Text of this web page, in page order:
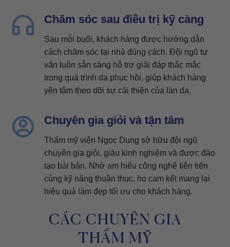
Chăm sóc sau điều trị kỹ càng
Sau mỗi buổi, khách hàng được hướng dẫn
cách chăm sóc tại nhà đúng cách. Đội ngũ tư
vấn luôn sẵn sàng hỗ trợ giải đáp thắc mắc
trong quá trình da phục hồi, giúp khách hàng
yên tâm theo dõi sự cải thiện của làn da.
Chuyên gia giỏi và tận tâm
Thẩm mỹ viện Ngọc Dung sở hữu đội ngũ
chuyên gia giỏi, giàu kinh nghiệm và được đào
tạo bài bản. Nhờ am hiểu công nghệ tiên tiến
cùng kỹ năng thuần thục, họ cam kết mang lại
hiệu quả làm đẹp tối ưu cho khách hàng.
CÁC CHUYÊN GIA
THẨM MỸ